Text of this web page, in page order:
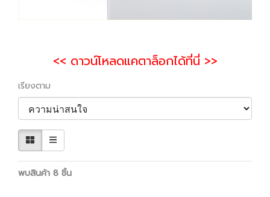
<< ดาวน์โหลดแคตาล็อกได้ที่นี่ >>
เรียงตาม
พบสินค้า 8 ชิ้น